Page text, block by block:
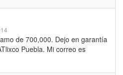
de 700,000. Dejo en garantía
Puebla. Mi correo es